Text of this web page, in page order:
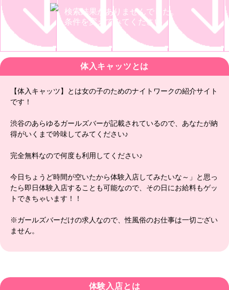
検索結果がありませんでした。
条件を変えてみてください。
体入キャッツとは
【体入キャッツ】とは女の子のためのナイトワークの紹介サイト
です！
渋谷のあらゆるガールズバーが記載されているので、あなたが納
得がいくまで吟味してみてください♪
完全無料なので何度も利用してください♪
今日ちょうど時間が空いたから体験入店してみたいな～」と思っ
たら即日体験入店することも可能なので、その日にお給料もゲッ
トできちゃいます！！
※ガールズバーだけの求人なので、性風俗のお仕事は一切ござい
ません。
体験入店とは